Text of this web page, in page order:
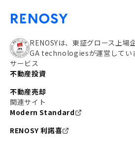
RENOSYは、東証グロース上場
GA technologiesが運営してい
サービス
不動産投資
不動産売却
関連サイト
Modern Standard
RENOSY 利諾喜